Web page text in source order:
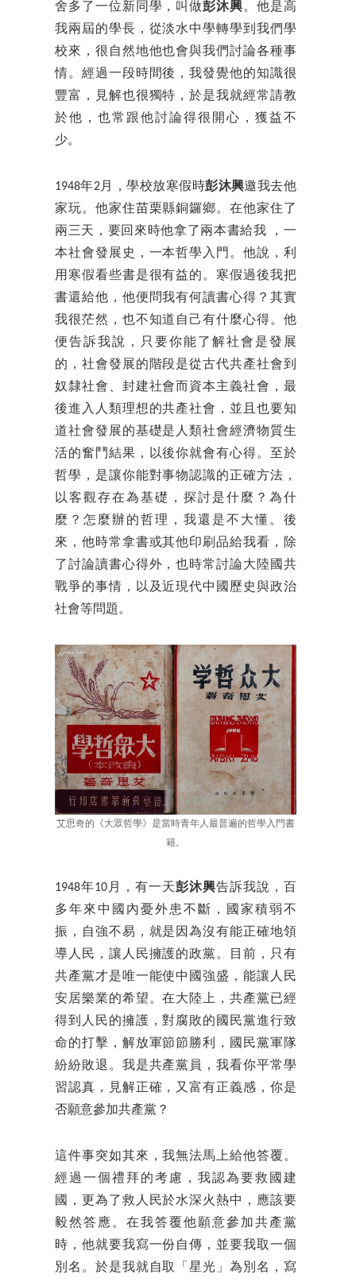
舍多了一位新同學，叫做彭沐興。他是高
我兩屆的學長，從淡水中學轉學到我們學
校來，很自然地他也會與我們討論各種事
情。經過一段時間後，我發覺他的知識很
豐富，見解也很獨特，於是我就經常請教
於他，也常跟他討論得很開心，獲益不
少。
1948年2月，學校放寒假時彭沐興邀我去他
家玩。他家住苗栗縣銅鑼鄉。在他家住了
兩三天，要回來時他拿了兩本書給我 ，一
本社會發展史，一本哲學入門。他說，利
用寒假看些書是很有益的。寒假過後我把
書還給他，他便問我有何讀書心得？其實
我很茫然，也不知道自己有什麼心得。他
便告訴我說，只要你能了解社會是發展
的，社會發展的階段是從古代共產社會到
奴隸社會、封建社會而資本主義社會，最
後進入人類理想的共產社會，並且也要知
道社會發展的基礎是人類社會經濟物質生
活的奮鬥結果，以後你就會有心得。至於
哲學，是讓你能對事物認識的正確方法，
以客觀存在為基礎，探討是什麼？為什
麼？怎麼辦的哲理，我還是不大懂。後
來，他時常拿書或其他印刷品給我看，除
了討論讀書心得外，也時常討論大陸國共
戰爭的事情，以及近現代中國歷史與政治
社會等問題。
艾思奇的《大眾哲學》是當時青年人最普遍的哲學入門書
籍。
1948年10月，有一天彭沐興告訴我說，百
多年來中國內憂外患不斷，國家積弱不
振，自強不易，就是因為沒有能正確地領
導人民，讓人民擁護的政黨。目前，只有
共產黨才是唯一能使中國強盛，能讓人民
安居樂業的希望。在大陸上，共產黨已經
得到人民的擁護，對腐敗的國民黨進行致
命的打擊，解放軍節節勝利，國民黨軍隊
紛紛敗退。我是共產黨員，我看你平常學
習認真，見解正確，又富有正義感，你是
否願意參加共產黨？
這件事突如其來，我無法馬上給他答覆。
經過一個禮拜的考慮，我認為要救國建
國，更為了救人民於水深火熱中，應該要
毅然答應。在我答覆他願意參加共產黨
時，他就要我寫一份自傳，並要我取一個
別名。於是我就自取「星光」為別名，寫